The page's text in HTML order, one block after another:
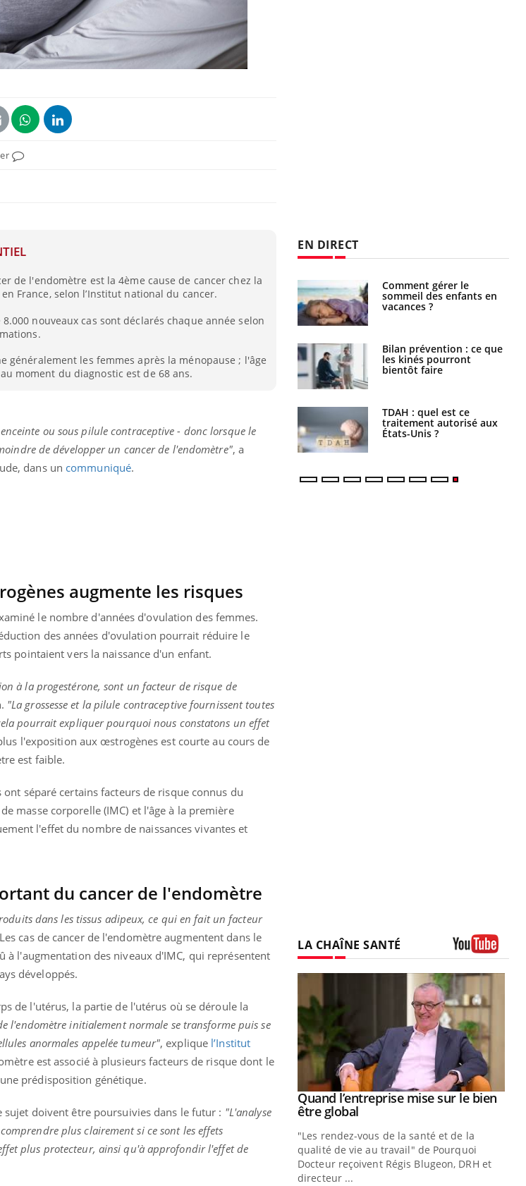
de l'endomètre est la 4ème cause de cancer chez la
France, selon l’Institut national du cancer.
8.000 nouveaux cas sont déclarés chaque année selon
généralement les femmes après la ménopause ; l'âge
moment du diagnostic est de 68 ans.
ou sous pilule contraceptive - donc lorsque le
de développer un cancer de l'endomètre", a
dans un communiqué.
augmente les risques
le nombre d'années d'ovulation des femmes.
des années d'ovulation pourrait réduire le
pointaient vers la naissance d'un enfant.
à la progestérone, sont un facteur de risque de
"La grossesse et la pilule contraceptive fournissent toutes
pourrait expliquer pourquoi nous constatons un effet
l'exposition aux œstrogènes est courte au cours de
est faible.
séparé certains facteurs de risque connus du
masse corporelle (IMC) et l'âge à la première
l'effet du nombre de naissances vivantes et
du cancer de l'endomètre
dans les tissus adipeux, ce qui en fait un facteur
cas de cancer de l'endomètre augmentent dans le
à l'augmentation des niveaux d'IMC, qui représentent
développés.
de l'utérus, la partie de l'utérus où se déroule la
l'endomètre initialement normale se transforme puis se
anormales appelée tumeur", explique l’Institut
est associé à plusieurs facteurs de risque dont le
prédisposition génétique.
sujet doivent être poursuivies dans le futur : "L'analyse
plus clairement si ce sont les effets
plus protecteur, ainsi qu'à approfondir l'effet de
EN DIRECT
et chaleur : ce
science
de la
42 jours
Mordue par un
barracuda, une petite fille
réflexe essentiel
quelle est l’origine de la
contamination ?
les réactions sévères
Comment gérer le
sommeil des enfants en
vacances ?
Bilan prévention : ce que
les kinés pourront
bientôt faire
TDAH : quel est ce
traitement autorisé aux
États-Unis ?
LA CHAÎNE SANTÉ
de bilan de
Coup de food sur le diabète, c'est votre
nouveau rendez-vous culinaire qui
bouscule les idées reçues ! Dans cet
épisode, une ...
Youtube
Quand l’entreprise mise sur le bien
être globalYoutube
"Les rendez-vous de la santé et de la
qualité de vie au travail" de Pourquoi
Docteur reçoivent Régis Blugeon, DRH et
directeur ...